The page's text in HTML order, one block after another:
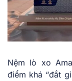
Nệm lò xo
điểm khá “đắt